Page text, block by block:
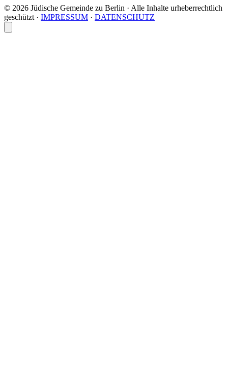
© 2026 Jüdische Gemeinde zu Berlin · Alle Inhalte urheberrechtlich
geschützt · IMPRESSUM · DATENSCHUTZ